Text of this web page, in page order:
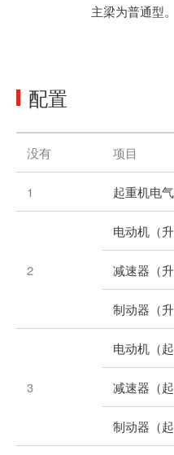
主梁为普通型。
配置
没有 项目
1 起重机电气
2
电动机（升
减速器（
制动器（升
3
电动机（
减速器（
制动器（